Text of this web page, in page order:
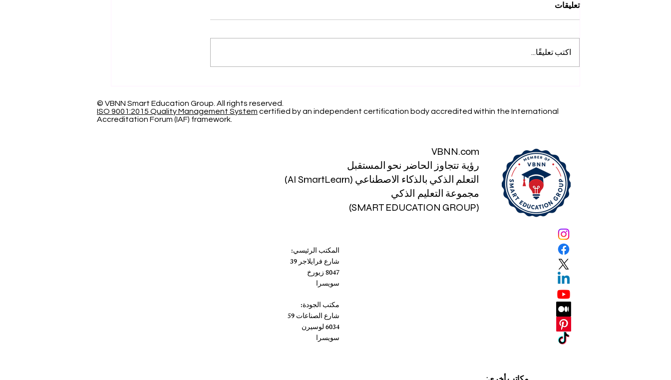
22 عالمياً في تصنيف كيو إس
لعام 2026
تعليقات
اكتب تعليقًا...
© VBNN Smart Education Group. All rights reserved.
ISO 9001:2015 Quality Management System certified by an independent certification body accredited within the International
Accreditation Forum (IAF) framework.
VBNN.com
رؤية تتجاوز الحاضر نحو المستقبل
التعلم الذكي بالذكاء الاصطناعي (AI SmartLearn)
مجموعة التعليم الذكي
(SMART EDUCATION GROUP)
المكتب الرئيسي:
شارع فرايلاجر 39
8047 زيورخ
سويسرا
مكتب الجودة:
شارع الصناعات 59
6034 لوسيرن
سويسرا